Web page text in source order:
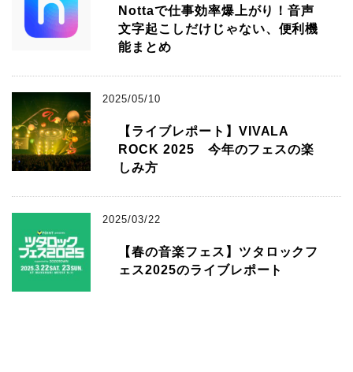
Nottaで仕事効率爆上がり！音声
文字起こしだけじゃない、便利機
能まとめ
2025/05/10
【ライブレポート】VIVALA
ROCK 2025 今年のフェスの楽
しみ方
2025/03/22
【春の音楽フェス】ツタロックフ
ェス2025のライブレポート